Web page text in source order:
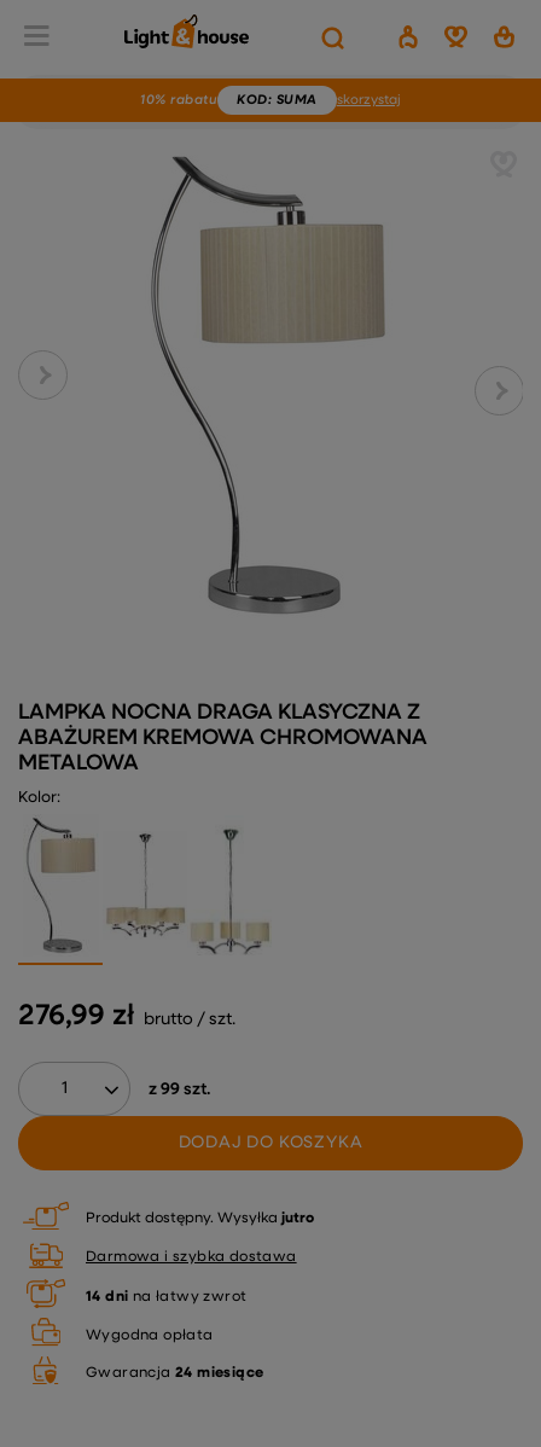
10% rabatu KOD: SUMA skorzystaj
Kolor
276,99 zł brutto / szt.
z 99 szt.
DODAJ DO KOSZYKA
LAMPKA NOCNA DRAGA KLASYCZNA Z
ABAŻUREM KREMOWA CHROMOWANA
METALOWA
Produkt dostępny Wysyłka jutro
Darmowa i szybka dostawa
14 dni na łatwy zwrot
Wygodna opłata
Gwarancja 24 miesiące